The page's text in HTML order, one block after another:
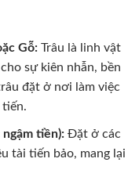
Gỗ:Trâu là linh vật
sự kiên nhẫn, bền
đặt ở nơi làm việc
tiến.
tiền):Đặt ở các
tài tiến bảo, mang lại